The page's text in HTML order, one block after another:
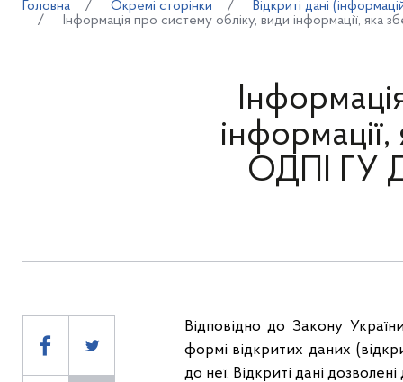
Головна Окремі сторінки
Відкриті дані
Інформація про систему обліку, види інформації, яка
ОДПІ ГУ
Відповідно до Закону
формі відкритих даних
до неї. Відкриті дані